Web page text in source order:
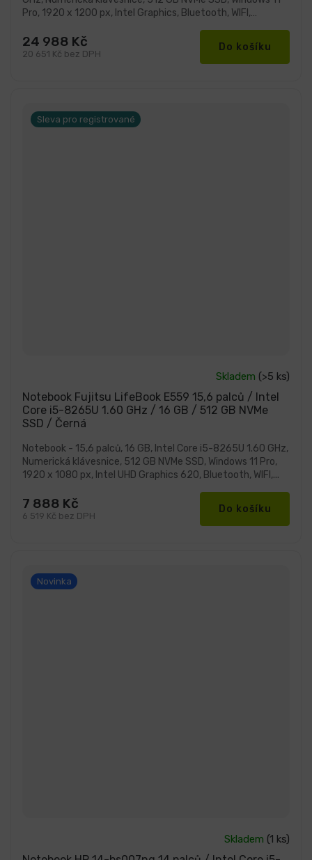
20 651 Kč bez DPH
24 988 Kč Do košíku
Pro, 1920 x 1200 px, Intel Graphics, Bluetooth, WIFI,
Sleva pro registrované
Notebook Fujitsu LifeBook E559 15,6 palců / Intel
Core i5-8265U 1.60 GHz / 16 GB / 512 GB NVMe
SSD / Černá
produktu
je
5,0
z
hvězdiček.
Skladem (>5 ks)
6 519 Kč bez DPH
7 888 Kč Do košíku
Notebook - 15,6 palců, 16 GB, Intel Core i5-8265U 1.60 GHz,
Numerická klávesnice, 512 GB NVMe SSD, Windows 11 Pro,
1920 x 1080 px, Intel UHD Graphics 620, Bluetooth, WIFI,...
Novinka
Skladem (1 ks)